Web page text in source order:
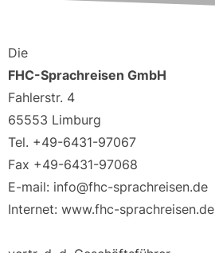
Die
FHC-Sprachreisen GmbH
Fahlerstr. 4
65553 Limburg
Tel. +49-6431-97067
Fax +49-6431-97068
E-mail: info@fhc-sprachreisen.de
Internet: www.fhc-sprachreisen.de